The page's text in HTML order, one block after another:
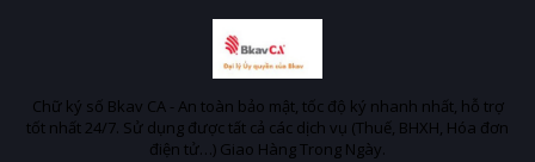
Chữ ký số Bkav CA - An toàn bảo mật, tốc độ ký nhanh nhất, hỗ trợ
tốt nhất 24/7. Sử dụng được tất cả các dịch vụ (Thuế, BHXH, Hóa đơn
điện tử…) Giao Hàng Trong Ngày.